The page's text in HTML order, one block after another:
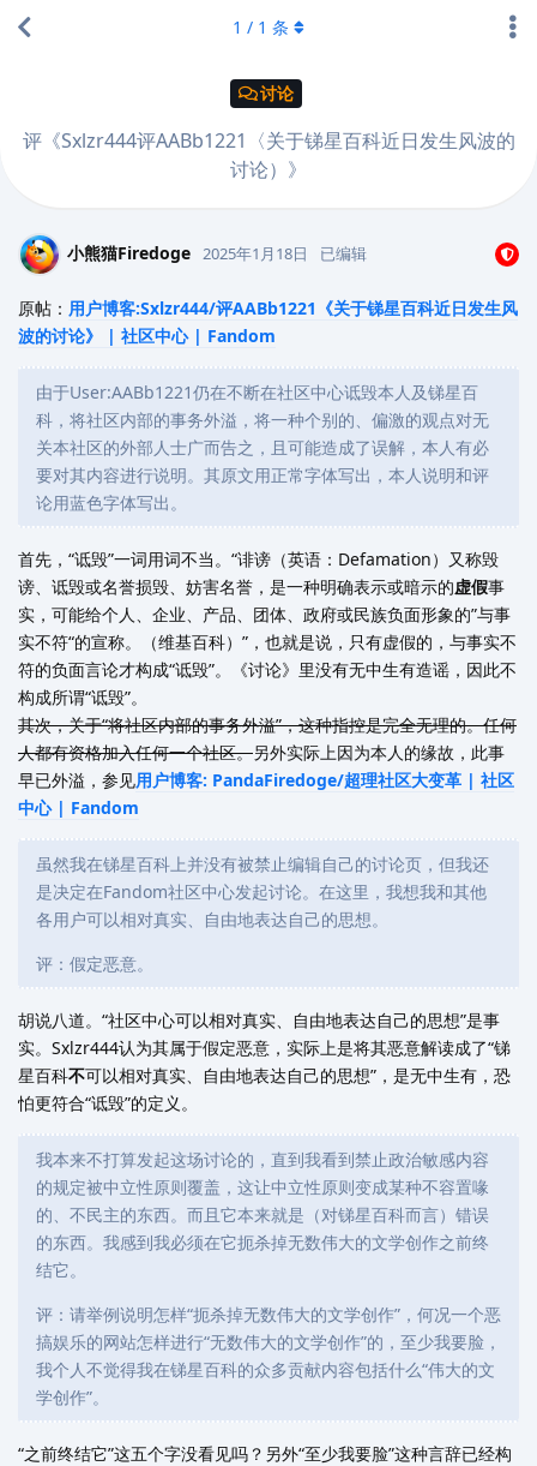
讨论
评《Sxlzr444评AABb1221〈关于锑星百科近日发生风波的
讨论）》
1 / 1 条
小熊猫Firedoge 2025年1月18日 已编辑
原帖： 用户博客:Sxlzr444/评AABb1221《关于锑星百科近日发生风
波的讨论》 | 社区中心 | Fandom
由于User:AABb1221仍在不断在社区中心诋毁本人及锑星百
科，将社区内部的事务外溢，将一种个别的、偏激的观点对无
关本社区的外部人士广而告之，且可能造成了误解，本人有必
要对其内容进行说明。其原文用正常字体写出，本人说明和评
论用蓝色字体写出。
首先，“诋毁”一词用词不当。“诽谤（英语：Defamation）又称毁
谤、诋毁或名誉损毁、妨害名誉，是一种明确表示或暗示的虚假事
实，可能给个人、企业、产品、团体、政府或民族负面形象的”与事
实不符“的宣称。（维基百科）”，也就是说，只有虚假的，与事实不
符的负面言论才构成“诋毁”。《讨论》里没有无中生有造谣，因此不
构成所谓“诋毁”。
其次，关于“将社区内部的事务外溢”，这种指控是完全无理的。任何
人都有资格加入任何一个社区。另外实际上因为本人的缘故，此事
早已外溢，参见用户博客: PandaFiredoge/超理社区大变革 | 社区
中心 | Fandom
虽然我在锑星百科上并没有被禁止编辑自己的讨论页，但我还
是决定在Fandom社区中心发起讨论。在这里，我想我和其他
各用户可以相对真实、自由地表达自己的思想。
评：假定恶意。
胡说八道。“社区中心可以相对真实、自由地表达自己的思想”是事
实。Sxlzr444认为其属于假定恶意，实际上是将其恶意解读成了“锑
星百科不可以相对真实、自由地表达自己的思想”，是无中生有，恐
怕更符合“诋毁”的定义。
我本来不打算发起这场讨论的，直到我看到禁止政治敏感内容
的规定被中立性原则覆盖，这让中立性原则变成某种不容置喙
的、不民主的东西。而且它本来就是（对锑星百科而言）错误
的东西。我感到我必须在它扼杀掉无数伟大的文学创作之前终
结它。
评：请举例说明怎样“扼杀掉无数伟大的文学创作”，何况一个恶
搞娱乐的网站怎样进行“无数伟大的文学创作”的，至少我要脸，
我个人不觉得我在锑星百科的众多贡献内容包括什么“伟大的文
学创作”。
“之前终结它”这五个字没看见吗？另外“至少我要脸”这种言辞已经构